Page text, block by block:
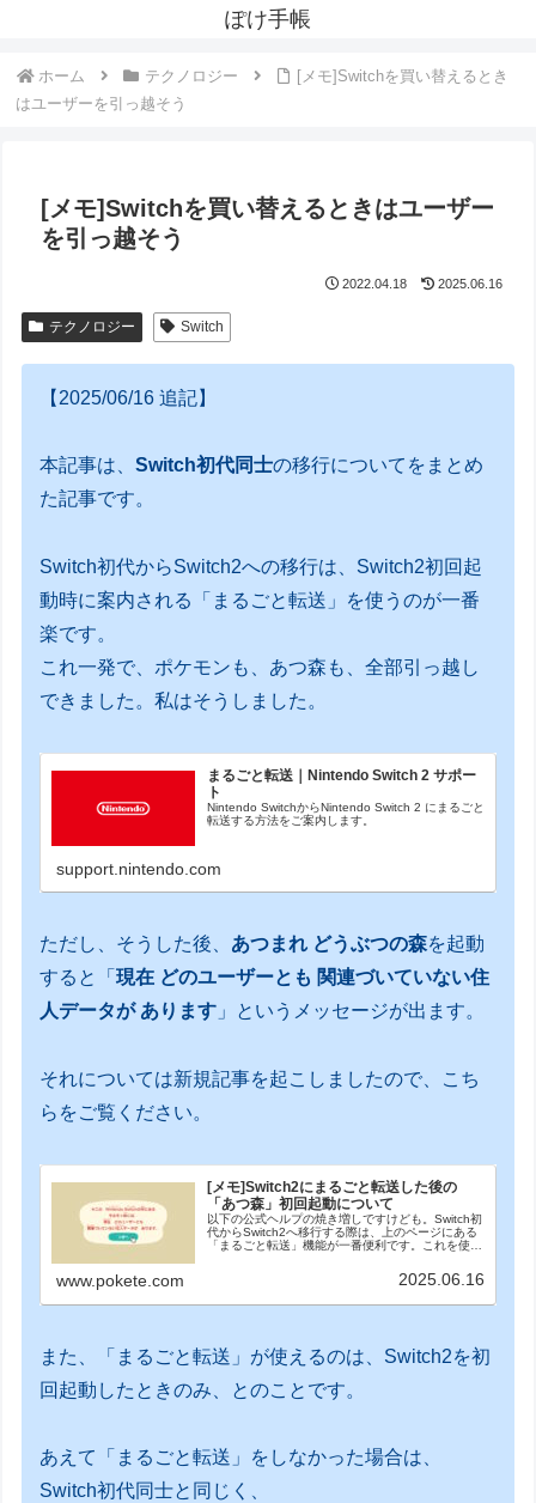
ぽけ手帳
ホーム テクノロジー
[メモ]Switchを買い替えるとき
はユーザーを引っ越そう
[メモ]Switchを買い替えるときはユーザー
を引っ越そう
2022.04.18 2025.06.16
テクノロジー Switch
【2025/06/16 追記】
本記事は、Switch初代同士の移行についてをまとめ
た記事です。
Switch初代からSwitch2への移行は、Switch2初回起
動時に案内される「まるごと転送」を使うのが一番
楽です。
これ一発で、ポケモンも、あつ森も、全部引っ越し
できました。私はそうしました。
まるごと転送｜Nintendo Switch 2 サポー
ト
Nintendo SwitchからNintendo Switch 2 にまるごと
転送する方法をご案内します。
support.nintendo.com
ただし、そうした後、 あつまれ どうぶつの森を起動
すると「現在 どのユーザーとも 関連づいていない住
人データが あります 」というメッセージが出ます。
それについては新規記事を起こしましたので、こち
らをご覧ください。
[メモ]Switch2にまるごと転送した後の
「あつ森」初回起動について
以下の公式ヘルプの焼き増しですけども。Switch初
代からSwitch2へ移行する際は、上のページにある
「まるごと転送」機能が一番便利です。これを使え
しツールのダウンロードも不要です。しかし、ま...
www.pokete.com 2025.06.16
また、「まるごと転送」が使えるのは、Switch2を初
回起動したときのみ、とのことです。
あえて「まるごと転送」をしなかった場合は、
Switch初代同士と同じく、